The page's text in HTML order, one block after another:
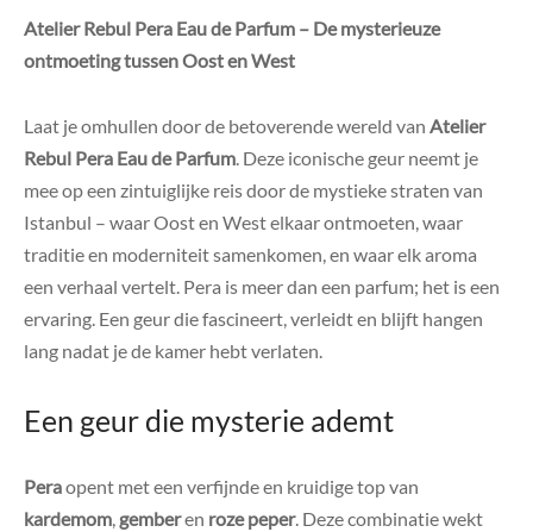
Atelier Rebul Pera Eau de Parfum – De mysterieuze
ontmoeting tussen Oost en West
Laat je omhullen door de betoverende wereld van Atelier
Rebul Pera Eau de Parfum. Deze iconische geur neemt je
mee op een zintuiglijke reis door de mystieke straten van
Istanbul – waar Oost en West elkaar ontmoeten, waar
traditie en moderniteit samenkomen, en waar elk aroma
een verhaal vertelt. Pera is meer dan een parfum; het is een
ervaring. Een geur die fascineert, verleidt en blijft hangen
lang nadat je de kamer hebt verlaten.
Een geur die mysterie ademt
Peraopent met een verfijnde en kruidige top van
kardemom, gemberen roze peper. Deze combinatie wekt